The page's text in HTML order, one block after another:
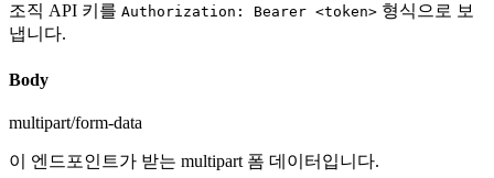
조직 API 키를 Authorization: Bearer <token> 형식으로 보
냅니다.
Body
multipart/form-data
이 엔드포인트가 받는 multipart 폼 데이터입니다.